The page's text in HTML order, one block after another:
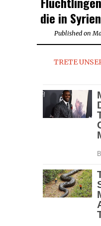
die in
Published on
TRETE